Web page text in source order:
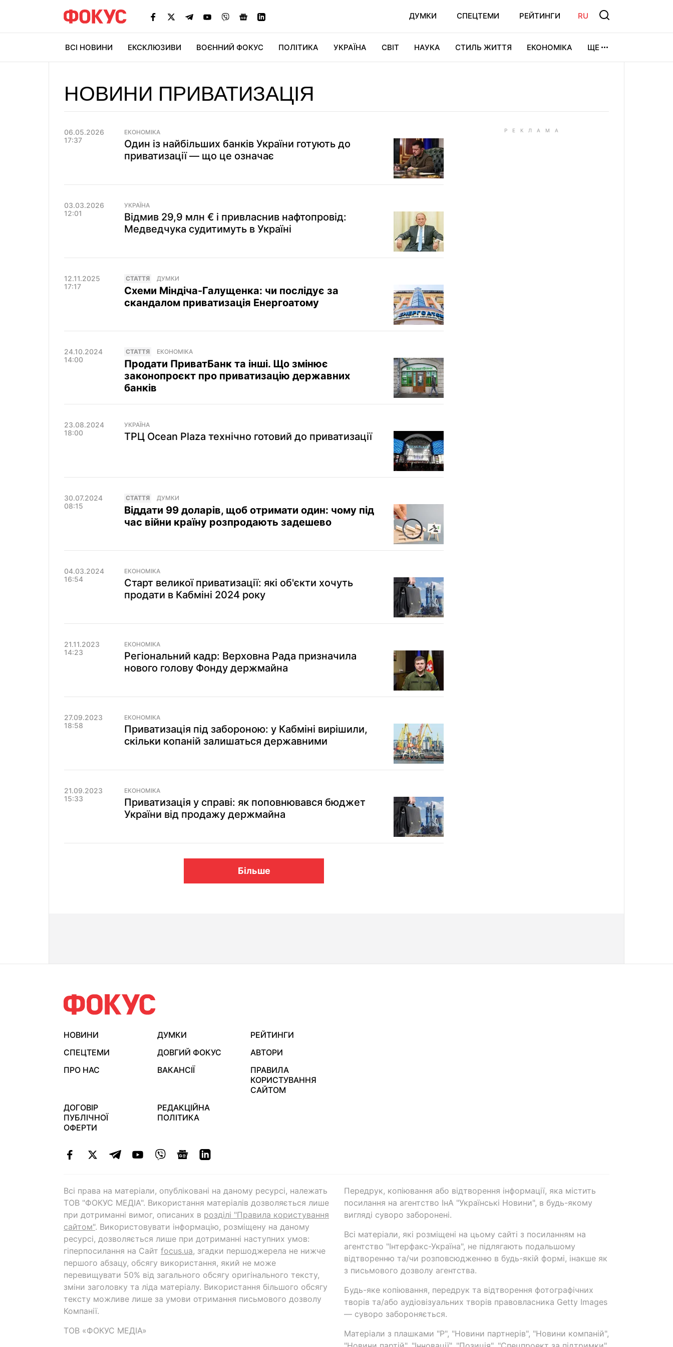
ДУМКИ СПЕЦТЕМИ РЕЙТИНГИ RU
ВСІ НОВИНИ ЕКСКЛЮЗИВИ ВОЄННИЙ ФОКУС ПОЛІТИКА УКРАЇНА СВІТ НАУКА СТИЛЬ ЖИТТЯ ЕКОНОМІКА ЩЕ
НОВИНИ ПРИВАТИЗАЦІЯ
06.05.2026
17:37
ЕКОНОМІКА
Один із найбільших банків України готують до
приватизації — що це означає
03.03.2026
12:01
УКРАЇНА
Відмив 29,9 млн € і привласнив нафтопровід:
Медведчука судитимуть в Україні
12.11.2025
17:17
СТАТТЯ ДУМКИ
Схеми Міндіча-Галущенка: чи послідує за
скандалом приватизація Енергоатому
24.10.2024
14:00
СТАТТЯ ЕКОНОМІКА
Продати ПриватБанк та інші. Що змінює
законопроєкт про приватизацію державних
банків
23.08.2024
18:00
УКРАЇНА
ТРЦ Ocean Plaza технічно готовий до приватизації
30.07.2024
08:15
СТАТТЯ ДУМКИ
Віддати 99 доларів, щоб отримати один: чому під
час війни країну розпродають задешево
04.03.2024
16:54
ЕКОНОМІКА
Старт великої приватизації: які об'єкти хочуть
продати в Кабміні 2024 року
21.11.2023
14:23
ЕКОНОМІКА
Регіональний кадр: Верховна Рада призначила
нового голову Фонду держмайна
27.09.2023
18:58
ЕКОНОМІКА
Приватизація під забороною: у Кабміні вирішили,
скільки копаній залишаться державними
21.09.2023
15:33
ЕКОНОМІКА
Приватизація у справі: як поповнювався бюджет
України від продажу держмайна
Більше
НОВИНИ ДУМКИ
РЕЙТИНГИ
СПЕЦТЕМИ
ДОВГИЙ ФОКУС
АВТОРИ
ПРО НАС
ВАКАНСІЇ
ПРАВИЛА
КОРИСТУВАННЯ
САЙТОМ
ДОГОВІР
ПУБЛІЧНОЇ
ОФЕРТИ
РЕДАКЦІЙНА
ПОЛІТИКА
Всі права на матеріали, опубліковані на даному ресурсі, належать
ТОВ "ФОКУС МЕДІА". Використання матеріалів дозволяється лише
при дотриманні вимог, описаних в розділі "Правила користування
сайтом". Використовувати інформацію, розміщену на даному
ресурсі, дозволяється лише при дотриманні наступних умов:
гіперпосилання на Cайт focus.ua, згадки першоджерела не нижче
першого абзацу, обсягу використання, який не може
перевищувати 50% від загального обсягу оригінального тексту,
зміни заголовку та ліда матеріалу. Використання більшого обсягу
тексту можливе лише за умови отримання письмового дозволу
Компанії.
ТОВ «ФОКУС МЕДІА»
Передрук, копіювання або відтворення інформації, яка містить
посилання на агентство ІнА "Українські Новини", в будь-якому
вигляді суворо заборонені.
Всі матеріали, які розміщені на цьому сайті з посиланням на
агентство "Інтерфакс-Україна", не підлягають подальшому
відтворенню та/чи розповсюдженню в будь-якій формі, інакше як
з письмового дозволу агентства.
Будь-яке копіювання, передрук та відтворення фотографічних
творів та/або аудіовізуальних творів правовласника Getty Images
— суворо забороняється.
Матеріали з плашками "Р", "Новини партнерів", "Новини компаній",